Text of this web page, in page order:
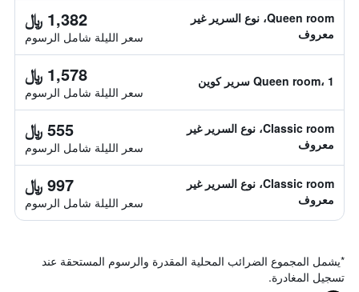
Queen room، نوع السرير غير
معروف
1,382 ﷼
سعر الليلة شامل الرسوم
Queen room، 1 سرير كوين 1,578 ﷼
سعر الليلة شامل الرسوم
Classic room، نوع السرير غير
معروف
555 ﷼
سعر الليلة شامل الرسوم
Classic room، نوع السرير غير
معروف
997 ﷼
سعر الليلة شامل الرسوم
*يشمل المجموع الضرائب المحلية المقدرة والرسوم المستحقة عند
تسجيل المغادرة.